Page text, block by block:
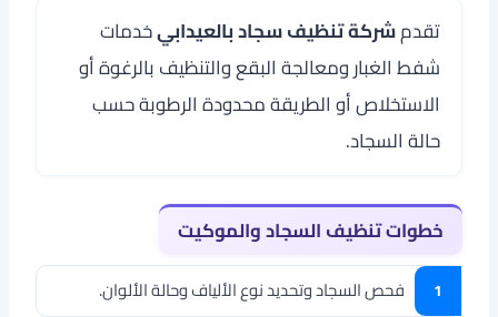
تقدمشركة تنظيف سجاد بالعيدابيخدمات
شفط الغبار ومعالجة البقع والتنظيف بالرغوة أو
الاستخلاص أو الطريقة محدودة الرطوبة حسب
حالة السجاد.
خطوات تنظيف السجاد والموكيت
فحص السجاد وتحديد نوع الألياف وحالة الألوان.